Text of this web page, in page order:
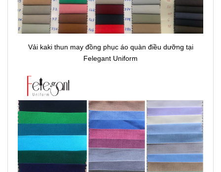
Vải kaki thun may đồng phục áo quàn điều dưỡng tại
Felegant Uniform